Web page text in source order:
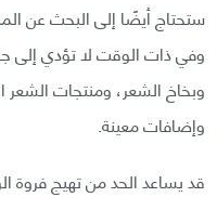
ستحتاج أيضًا إلى البحث عن
وفي ذات الوقت لا تؤدي إلى
وبخاخ الشعر، ومنتجات الشعر
وإضافات معينة.
قد يساعد الحد من تهيج فروة